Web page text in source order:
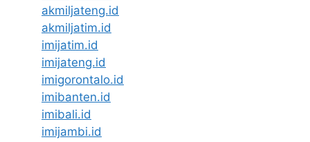
akmiljateng.id
akmiljatim.id
imijatim.id
imijateng.id
imigorontalo.id
imibanten.id
imibali.id
imijambi.id